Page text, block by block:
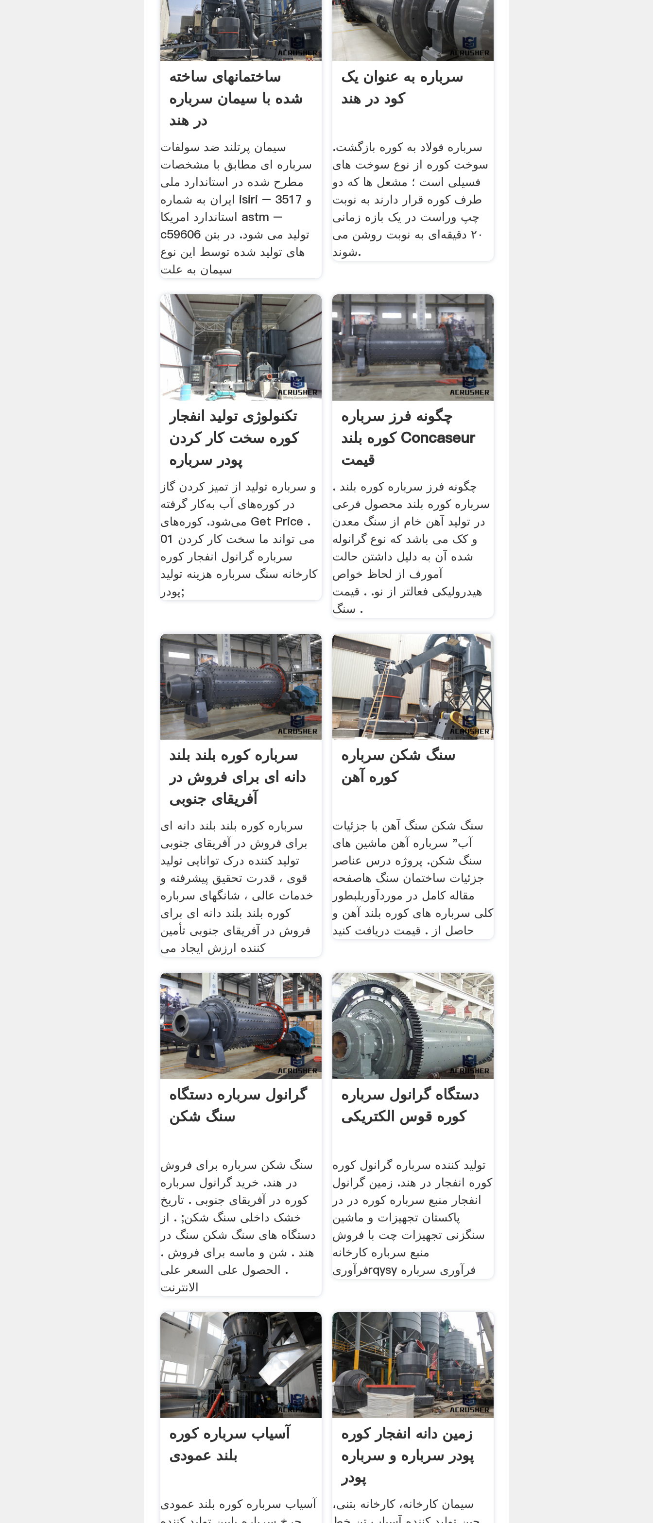
ساختمانهای ساخته
شده با سیمان سرباره
در هند
سیمان پرتلند ضد سولفات
سرباره ای مطابق با مشخصات
مطرح شده در استاندارد ملی
ایران به شماره isiri – 3517 و
استاندارد امریکا astm –
c59606 تولید می شود. در بتن
های تولید شده توسط این نوع
سیمان به علت
سرباره به عنوان یک
کود در هند
سرباره فولاد به کوره بازگشت.
سوخت کوره از نوع سوخت های
فسیلی است ؛ مشعل ها که دو
طرف کوره قرار دارند به نوبت
چپ وراست در یک بازه زمانی
۲۰ دقیقه‌ای به نوبت روشن می
شوند.
تکنولوژی تولید انفجار
کوره سخت کار کردن
پودر سرباره
و سرباره تولید از تمیز کردن گاز
در کوره‌های آب به‌کار گرفته
می‌شود. کوره‌های Get Price .
01 می تواند ما سخت کار کردن
سرباره گرانول انفجار کوره
کارخانه سنگ سرباره هزینه تولید
پودر;
چگونه فرز سرباره
کوره بلند Concaseur
قیمت
چگونه فرز سرباره کوره بلند .
سرباره کوره بلند محصول فرعی
در تولید آهن خام از سنگ معدن
و کک می باشد که نوع گرانوله
شده آن به دلیل داشتن حالت
آمورف از لحاظ خواص
هیدرولیکی فعالتر از نو. . قیمت
سنگ .
سرباره کوره بلند بلند
دانه ای برای فروش در
آفریقای جنوبی
سرباره کوره بلند بلند دانه ای
برای فروش در آفریقای جنوبی
تولید کننده درک توانایی تولید
قوی ، قدرت تحقیق پیشرفته و
خدمات عالی ، شانگهای سرباره
کوره بلند بلند دانه ای برای
فروش در آفریقای جنوبی تأمین
کننده ارزش ایجاد می
سنگ شکن سرباره
کوره آهن
سنگ شکن سنگ آهن با جزئیات
آب" سرباره آهن ماشین های
سنگ شکن. پروژه درس عناصر
جزئیات ساختمان سنگ هاصفحه
مقاله کامل در موردآوريلبطور
کلی سرباره های کوره بلند آهن و
حاصل از . قیمت دریافت کنید
گرانول سرباره دستگاه
سنگ شکن
سنگ شکن سرباره برای فروش
در هند. خرید گرانول سرباره
کوره در آفریقای جنوبی . تاریخ
خشک داخلی سنگ شکن; . از
دستگاه های سنگ شکن سنگ در
هند . شن و ماسه برای فروش .
. الحصول على السعر على
الانترنت
دستگاه گرانول سرباره
کوره قوس الکتریکی
تولید کننده سرباره گرانول کوره
کوره انفجار در هند. زمین گرانول
انفجار منبع سرباره کوره در در
پاکستان تجهیزات و ماشین
سنگزنی تجهیزات چت با فروش
منبع سرباره کارخانه
فرآوریrqysy فرآوری سرباره
آسیاب سرباره کوره
بلند عمودی
آسیاب سرباره کوره بلند عمودی
زمین دانه انفجار کوره
پودر سرباره و سرباره
پودر
سیمان کارخانه، کارخانه بتنی،